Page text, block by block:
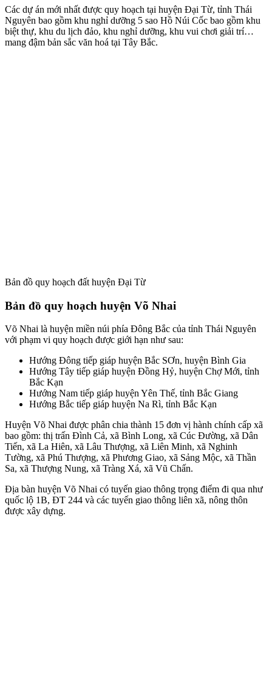
Các dự án mới nhất được quy hoạch tại huyện Đại Từ, tỉnh Thái
Nguyên bao gồm khu nghỉ dưỡng 5 sao Hồ Núi Cốc bao gồm khu
biệt thự, khu du lịch đảo, khu nghỉ dưỡng, khu vui chơi giải trí…
mang đậm bản sắc văn hoá tại Tây Bắc.
Bản đồ quy hoạch đất huyện Đại Từ
Bản đồ quy hoạch huyện Võ Nhai
Võ Nhai là huyện miền núi phía Đông Bắc của tỉnh Thái Nguyên
với phạm vi quy hoạch được giới hạn như sau:
Hướng Đông tiếp giáp huyện Bắc SƠn, huyện Bình Gia
Hướng Tây tiếp giáp huyện Đồng Hỷ, huyện Chợ Mới, tỉnh
Bắc Kạn
Hướng Nam tiếp giáp huyện Yên Thế, tỉnh Bắc Giang
Hướng Bắc tiếp giáp huyện Na Rì, tỉnh Bắc Kạn
Huyện Võ Nhai được phân chia thành 15 đơn vị hành chính cấp xã
bao gồm: thị trấn Đình Cả, xã Bình Long, xã Cúc Đường, xã Dân
Tiến, xã La Hiên, xã Lâu Thượng, xã Liên Minh, xã Nghinh
Tường, xã Phú Thượng, xã Phương Giao, xã Sảng Mộc, xã Thần
Sa, xã Thượng Nung, xã Tràng Xá, xã Vũ Chấn.
Địa bàn huyện Võ Nhai có tuyến giao thông trọng điểm đi qua như
quốc lộ 1B, ĐT 244 và các tuyến giao thông liên xã, nông thôn
được xây dựng.